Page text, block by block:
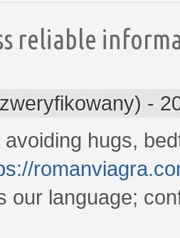
reliable
-
avoiding hugs,
our language;